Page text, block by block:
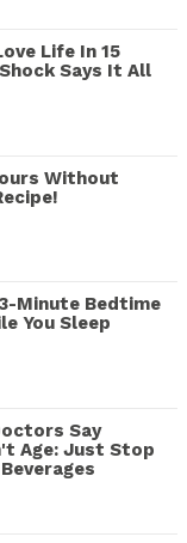
Life In 15
Says It All
Without
Minute Bedtime
You Sleep
Say
Age: Just Stop